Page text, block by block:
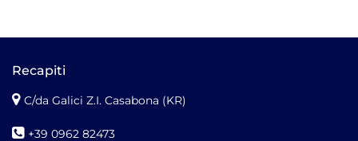
Recapiti
C/da Galici Z.I. Casabona (KR)
+39 0962 82473